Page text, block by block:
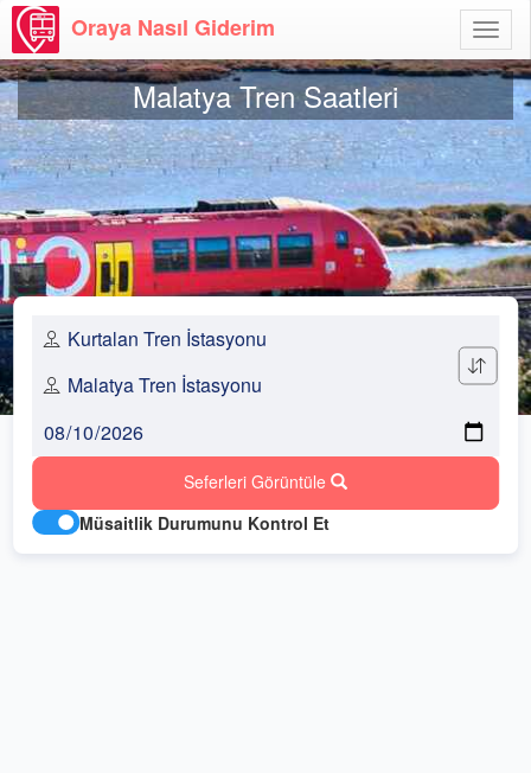
Aç
Oraya Nasıl Giderim
Malatya Tren Saatleri
Seferleri Görüntüle
Müsaitlik Durumunu Kontrol Et